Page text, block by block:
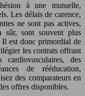
à une mutuelle,
Les délais de carence,
ne sont pas actives,
sûr, sont souvent plus
Il est donc primordial de
les contrats offrant
des
de rééducation,
des comparateurs en
offres disponibles.